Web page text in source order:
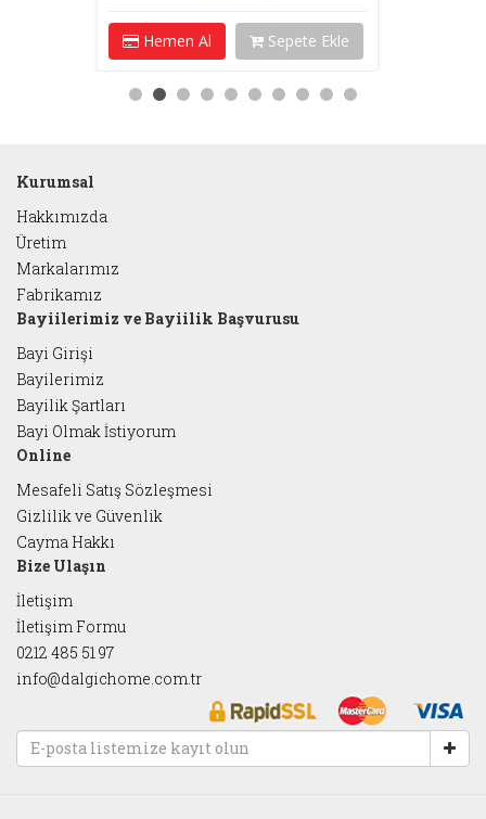
Hemen Al Sepete Ekle
Kurumsal
Hakkımızda
Üretim
Markalarımız
Fabrikamız
Bayiilerimiz ve Bayiilik Başvurusu
Bayi Girişi
Bayilerimiz
Bayilik Şartları
Bayi Olmak İstiyorum
Online
Mesafeli Satış Sözleşmesi
Gizlilik ve Güvenlik
Cayma Hakkı
Bize Ulaşın
İletişim
İletişim Formu
0212 485 51 97
info@dalgichome.com.tr